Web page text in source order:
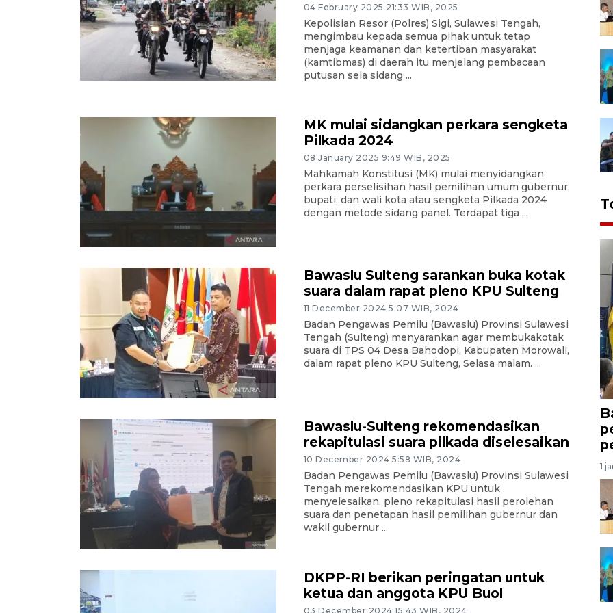
04 February 2025 21:33 WIB, 2025
Kepolisian Resor (Polres) Sigi, Sulawesi Tengah,
mengimbau kepada semua pihak untuk tetap
menjaga keamanan dan ketertiban masyarakat
(kamtibmas) di daerah itu menjelang pembacaan
putusan sela sidang ...
MK mulai sidangkan perkara sengketa
Pilkada 2024
08 January 2025 9:49 WIB, 2025
Mahkamah Konstitusi (MK) mulai menyidangkan
perkara perselisihan hasil pemilihan umum gubernur,
bupati, dan wali kota atau sengketa Pilkada 2024
dengan metode sidang panel. Terdapat tiga ...
Bawaslu Sulteng sarankan buka kotak
suara dalam rapat pleno KPU Sulteng
11 December 2024 5:07 WIB, 2024
Badan Pengawas Pemilu (Bawaslu) Provinsi Sulawesi
Tengah (Sulteng) menyarankan agar membukakotak
suara di TPS 04 Desa Bahodopi, Kabupaten Morowali,
dalam rapat pleno KPU Sulteng, Selasa malam. ...
Bawaslu-Sulteng rekomendasikan
rekapitulasi suara pilkada diselesaikan
10 December 2024 5:58 WIB, 2024
Badan Pengawas Pemilu (Bawaslu) Provinsi Sulawesi
Tengah merekomendasikan KPU untuk
menyelesaikan, pleno rekapitulasi hasil perolehan
suara dan penetapan hasil pemilihan gubernur dan
wakil gubernur ...
DKPP-RI berikan peringatan untuk
ketua dan anggota KPU Buol
03 December 2024 15:43 WIB, 2024
1